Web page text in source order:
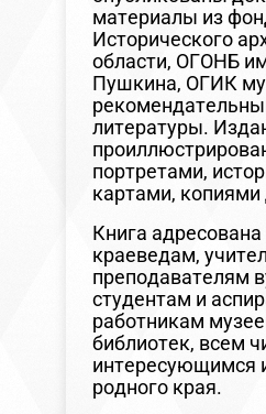
материалы из
Исторического
области, ОГОНБ
Пушкина, ОГИК
литературы.
портретами,
картами,
Книга
краеведам,
преподавателям
студентам и
работникам
библиотек, всем
интересующимся
родного края.